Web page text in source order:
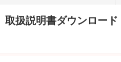
取扱説明書ダウンロード